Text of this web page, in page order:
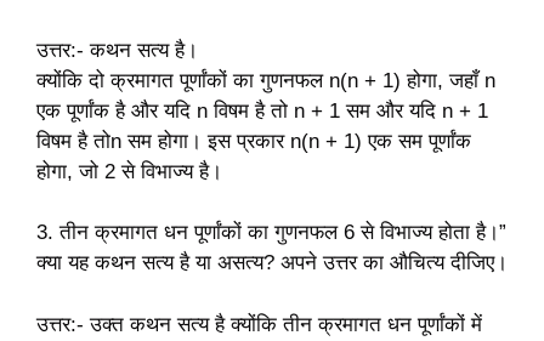
उत्तर:- कथन सत्य है।
क्योंकि दो क्रमागत पूर्णांकों का गुणनफल n(n + 1) होगा, जहाँ n
एक पूर्णांक है और यदि n विषम है तो n + 1 सम और यदि n + 1
विषम है तोn सम होगा। इस प्रकार n(n + 1) एक सम पूर्णांक
होगा, जो 2 से विभाज्य है।
3. तीन क्रमागत धन पूर्णांकों का गुणनफल 6 से विभाज्य होता है।”
क्या यह कथन सत्य है या असत्य? अपने उत्तर का औचित्य दीजिए।
उत्तर:- उक्त कथन सत्य है क्योंकि तीन क्रमागत धन पूर्णांकों में